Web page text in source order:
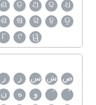
ଣ ତ ଥ ଦ
ଧ
ଶ ଷ ସ ହ
ଡ଼
୮ ୯ ୱ
ر ز س ش ص
ن ه
و